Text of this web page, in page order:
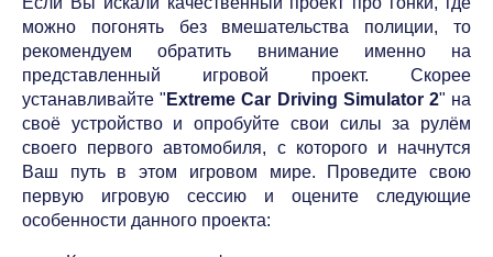
можно погонять без вмешательства полиции, то
рекомендуем обратить внимание именно на
представленный игровой проект. Скорее
устанавливайте " Extreme Car Driving Simulator 2" на
своё устройство и опробуйте свои силы за рулём
своего первого автомобиля, с которого и начнутся
Ваш путь в этом игровом мире. Проведите свою
первую игровую сессию и оцените следующие
особенности данного проекта: